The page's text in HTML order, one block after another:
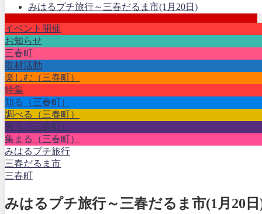
みはるプチ旅行～三春だるま市(1月20日)
イベント開催
お知らせ
三春町
取材活動
楽しむ（三春町）
特集
知る（三春町）
調べる（三春町）
買う（三春町）
集まる（三春町）
みはるプチ旅行
三春だるま市
三春町
みはるプチ旅行～三春だるま市(1月20